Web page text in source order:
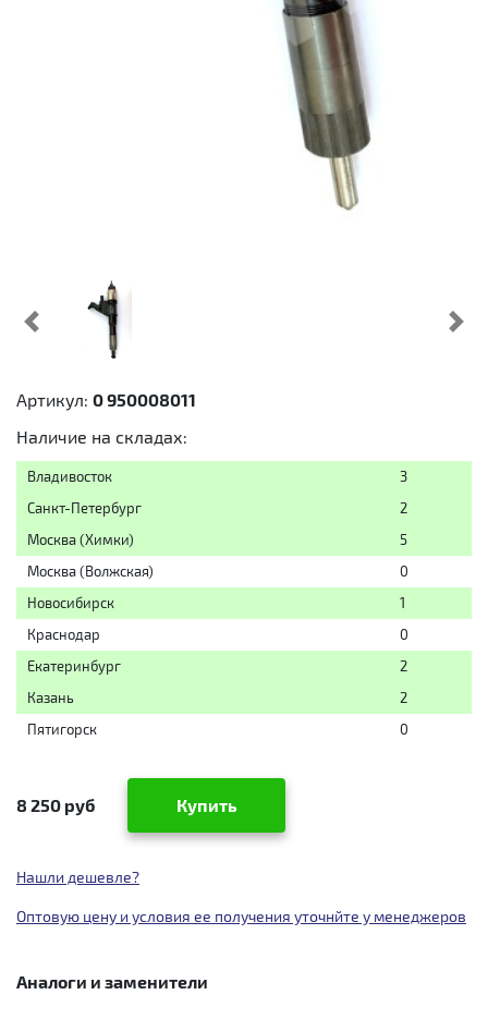
Предыдущий
Артикул: 0 950008011
Наличие на складах:
Владивосток
3
Санкт-Петербург
2
Москва (Химки)
5
Москва (Волжская)
0
Новосибирск
1
Краснодар
0
Екатеринбург
2
Казань
2
Пятигорск
0
8 250 руб Купить
Нашли дешевле?
Оптовую цену и условия ее получения уточнйте у менеджеров
Аналоги и заменители